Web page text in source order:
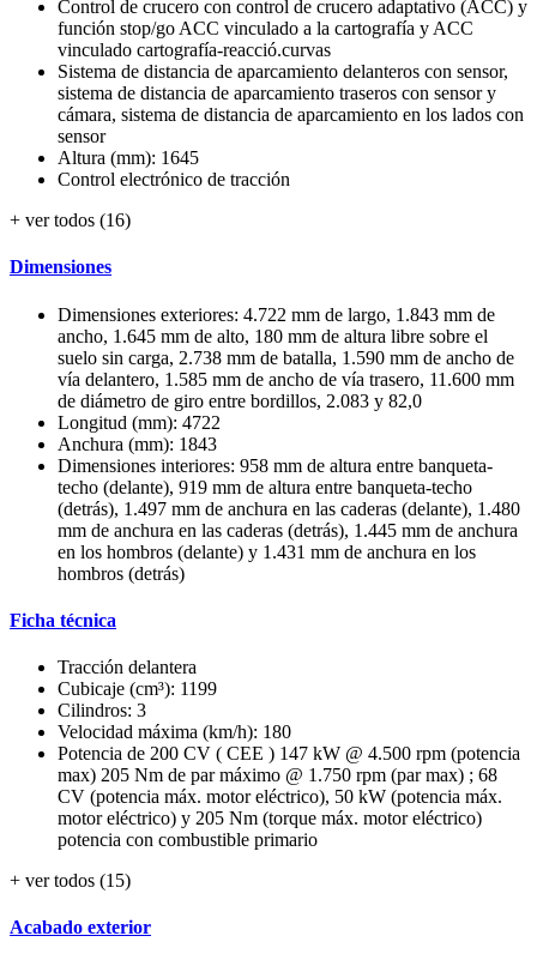
Control de crucero con control de crucero adaptativo (ACC) y
función stop/go ACC vinculado a la cartografía y ACC
vinculado cartografía-reacció.curvas
Sistema de distancia de aparcamiento delanteros con sensor,
sistema de distancia de aparcamiento traseros con sensor y
cámara, sistema de distancia de aparcamiento en los lados con
sensor
Altura (mm): 1645
Control electrónico de tracción
+ ver todos (16)
Dimensiones
Dimensiones exteriores: 4.722 mm de largo, 1.843 mm de
ancho, 1.645 mm de alto, 180 mm de altura libre sobre el
suelo sin carga, 2.738 mm de batalla, 1.590 mm de ancho de
vía delantero, 1.585 mm de ancho de vía trasero, 11.600 mm
de diámetro de giro entre bordillos, 2.083 y 82,0
Longitud (mm): 4722
Anchura (mm): 1843
Dimensiones interiores: 958 mm de altura entre banqueta-
techo (delante), 919 mm de altura entre banqueta-techo
(detrás), 1.497 mm de anchura en las caderas (delante), 1.480
mm de anchura en las caderas (detrás), 1.445 mm de anchura
en los hombros (delante) y 1.431 mm de anchura en los
hombros (detrás)
Ficha técnica
Tracción delantera
Cubicaje (cm³): 1199
Cilindros: 3
Velocidad máxima (km/h): 180
Potencia de 200 CV ( CEE ) 147 kW @ 4.500 rpm (potencia
max) 205 Nm de par máximo @ 1.750 rpm (par max) ; 68
CV (potencia máx. motor eléctrico), 50 kW (potencia máx.
motor eléctrico) y 205 Nm (torque máx. motor eléctrico)
potencia con combustible primario
+ ver todos (15)
Acabado exterior